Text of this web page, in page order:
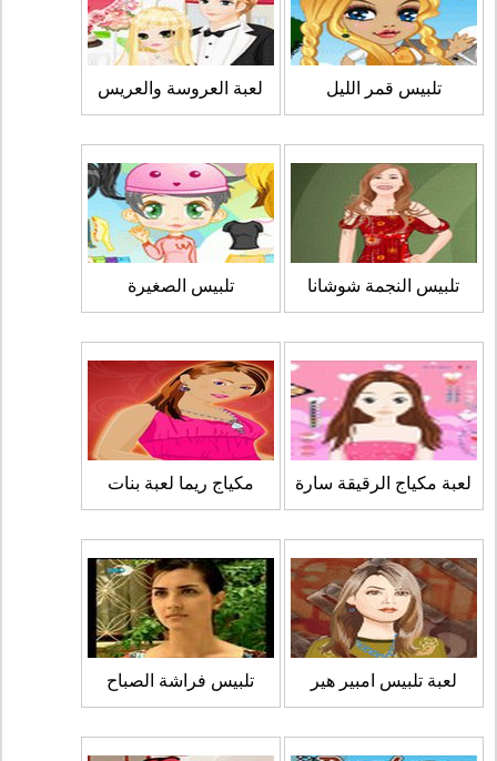
تلبيس قمر الليل لعبة العروسة والعريس
تلبيس النجمة شوشانا تلبيس الصغيرة
لعبة مكياج الرقيقة سارة مكياج ريما لعبة بنات
لعبة تلبيس امبير هير تلبيس فراشة الصباح